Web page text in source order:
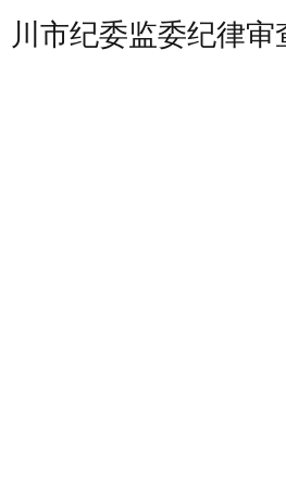
川市纪委监委纪律审